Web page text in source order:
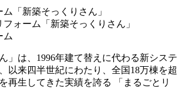
ム「新築そっくりさん」
ォーム「新築そっくりさん」
ム
」は、1996年建て替えに代わる新システ
以来四半世紀にわたり、全国18万棟を超
再生してきた実績を誇る 「まるごとリ